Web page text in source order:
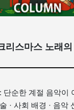
리스마스 노래
단순한 계절 음악이
· 사회 배경 · 음악